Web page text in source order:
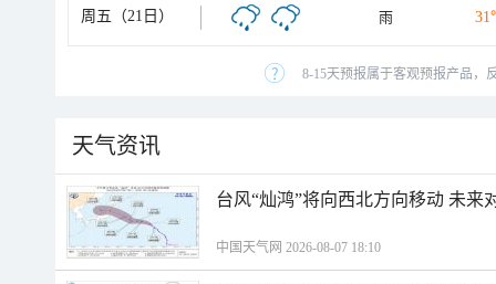
周五（21日） 雨
8-15天预报属于客观预报产品，
天气资讯
台风“灿鸿”将向西北方向移动 未来
中国天气网 2026-08-07 18:10